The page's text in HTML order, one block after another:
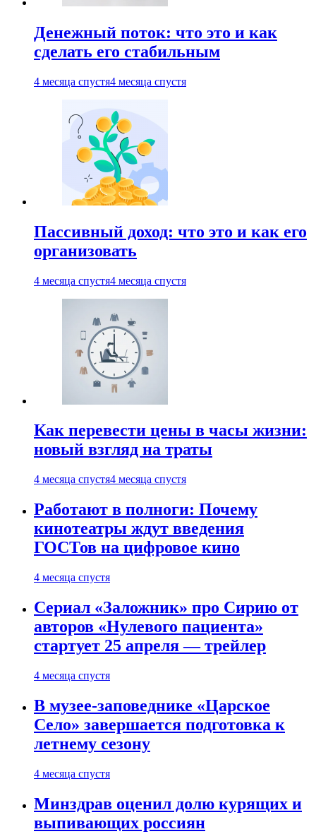
Денежный поток: что это и как
сделать его стабильным
4 месяца спустя4 месяца спустя
Пассивный доход: что это и как его
организовать
4 месяца спустя4 месяца спустя
Как перевести цены в часы жизни:
новый взгляд на траты
4 месяца спустя4 месяца спустя
Работают в полноги: Почему
кинотеатры ждут введения
ГОСТов на цифровое кино
4 месяца спустя
Сериал «Заложник» про Сирию от
авторов «Нулевого пациента»
стартует 25 апреля — трейлер
4 месяца спустя
В музее-заповеднике «Царское
Село» завершается подготовка к
летнему сезону
4 месяца спустя
Минздрав оценил долю курящих и
выпивающих россиян